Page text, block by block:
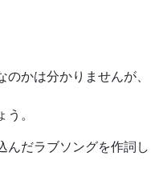
かは分かりませんが、
。
んだラブソングを作詞し